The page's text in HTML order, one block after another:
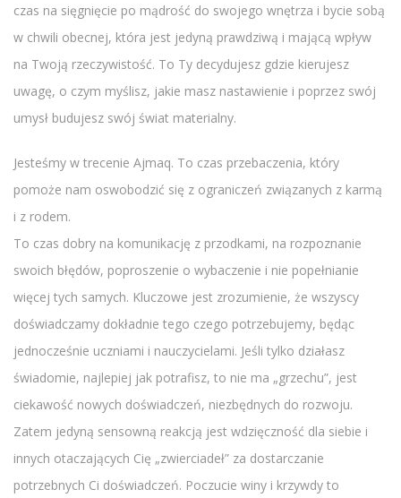
czas na sięgnięcie po mądrość do swojego wnętrza i bycie sobą
w chwili obecnej, która jest jedyną prawdziwą i mającą wpływ
na Twoją rzeczywistość. To Ty decydujesz gdzie kierujesz
uwagę, o czym myślisz, jakie masz nastawienie i poprzez swój
umysł budujesz swój świat materialny.
Jesteśmy w trecenie Ajmaq. To czas przebaczenia, który
pomoże nam oswobodzić się z ograniczeń związanych z karmą
i z rodem.
To czas dobry na komunikację z przodkami, na rozpoznanie
swoich błędów, poproszenie o wybaczenie i nie popełnianie
więcej tych samych. Kluczowe jest zrozumienie, że wszyscy
doświadczamy dokładnie tego czego potrzebujemy, będąc
jednocześnie uczniami i nauczycielami. Jeśli tylko działasz
świadomie, najlepiej jak potrafisz, to nie ma „grzechu”, jest
ciekawość nowych doświadczeń, niezbędnych do rozwoju.
Zatem jedyną sensowną reakcją jest wdzięczność dla siebie i
innych otaczających Cię „zwierciadeł” za dostarczanie
potrzebnych Ci doświadczeń. Poczucie winy i krzywdy to